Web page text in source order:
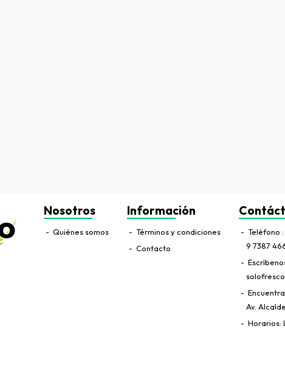
Nosotros
Quiénes somos
Información
Términos y condiciones
Contacto
Teléfono
9 7387
Av.
Horarios: